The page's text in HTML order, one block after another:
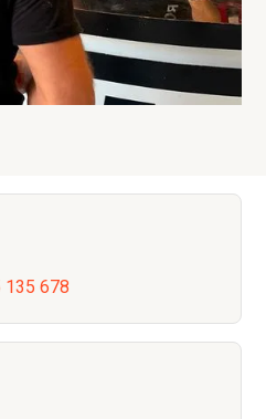
135 678